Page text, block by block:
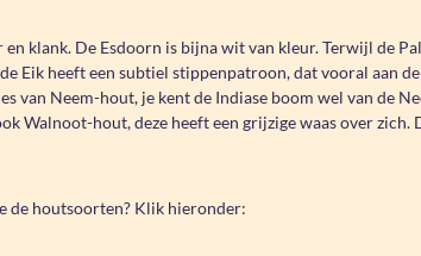
klank. De Esdoorn is bijna wit van kleur. Terwijl de
Eik heeft een subtiel stippenpatroon, dat vooral aan
van Neem-hout, je kent de Indiase boom wel van de
Walnoot-hout, deze heeft een grijzige waas over
de houtsoorten? Klik hieronder: